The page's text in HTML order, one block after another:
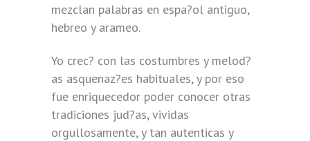
mezclan palabras en espa?ol antiguo,
hebreo y arameo.
Yo crec? con las costumbres y melod?
as asquenaz?es habituales, y por eso
fue enriquecedor poder conocer otras
tradiciones jud?as, vividas
orgullosamente, y tan autenticas y